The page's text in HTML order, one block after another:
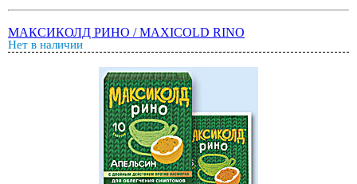
МАКСИКОЛД РИНО / MAXICOLD RINO
Нет в наличии